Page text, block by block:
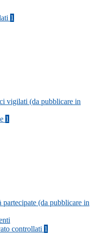
1
vigilati (da pubblicare in
1
partecipate (da pubblicare in
controllati 1